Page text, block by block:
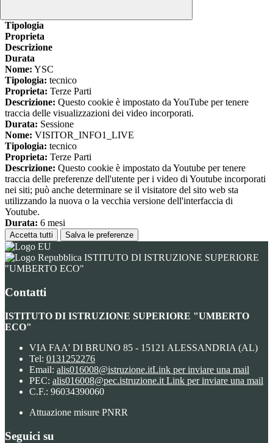
Tipologia
Proprieta
Descrizione
Durata
Nome: YSC
Tipologia: tecnico
Proprieta: Terze Parti
Descrizione: Questo cookie è impostato da YouTube per tenere
traccia delle visualizzazioni dei video incorporati.
Durata: Sessione
Nome: VISITOR_INFO1_LIVE
Tipologia: tecnico
Proprieta: Terze Parti
Descrizione: Questo cookie è impostato da Youtube per tenere
traccia delle preferenze dell'utente per i video di Youtube incorporati
nei siti; può anche determinare se il visitatore del sito web sta
utilizzando la nuova o la vecchia versione dell'interfaccia di
Youtube.
Durata: 6 mesi
Accetta tutti Salva le preferenze
ISTITUTO DI ISTRUZIONE SUPERIORE
"UMBERTO ECO"
Contatti
ISTITUTO DI ISTRUZIONE SUPERIORE "UMBERTO
ECO"
VIA FAA' DI BRUNO 85 - 15121 ALESSANDRIA (AL)
Tel: 0131252276
Email: alis016008@istruzione.itLink per inviare una mail
PEC: alis016008@pec.istruzione.it Link per inviare una mail
C.F.: 96034390060
Attuazione misure PNRR
Seguici su